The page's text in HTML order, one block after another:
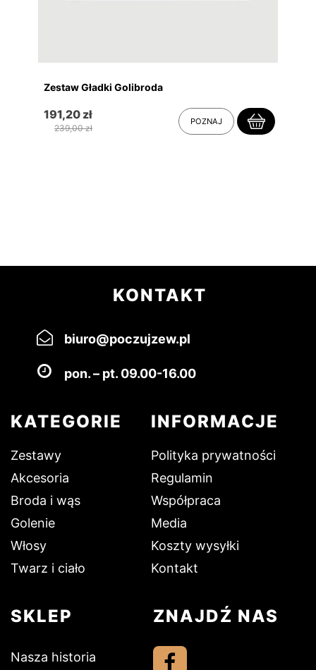
Zestaw Gładki Golibroda
191,20 zł
239,00 zł
POZNAJ
KONTAKT
biuro@poczujzew.pl
pon. – pt. 09.00-16.00
KATEGORIE
Zestawy
Akcesoria
Broda i wąs
Golenie
Włosy
Twarz i ciało
INFORMACJE
Polityka prywatności
Regulamin
Współpraca
Media
Koszty wysyłki
Kontakt
SKLEP
Nasza historia
ZNAJDŹ NAS